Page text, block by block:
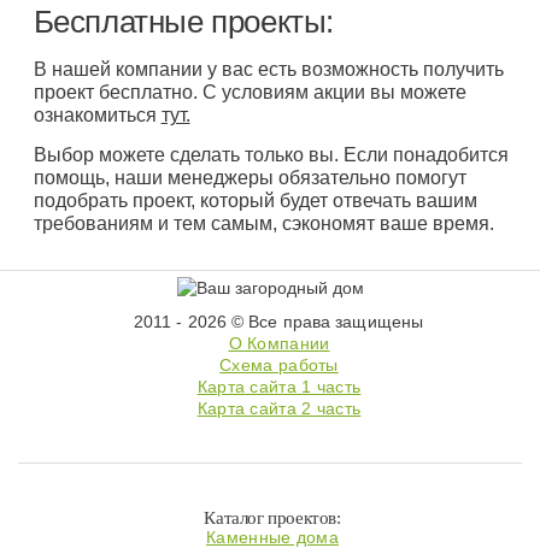
Бесплатные проекты:
В нашей компании у вас есть возможность получить
проект бесплатно. С условиям акции вы можете
ознакомиться тут.
Выбор можете сделать только вы. Если понадобится
помощь, наши менеджеры обязательно помогут
подобрать проект, который будет отвечать вашим
требованиям и тем самым, сэкономят ваше время.
2011 - 2026 © Все права защищены
О Компании
Схема работы
Карта сайта 1 часть
Карта сайта 2 часть
Каталог проектов:
Каменные дома